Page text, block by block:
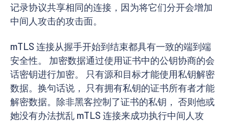
记录协议共享相同的连接，因为将它们分开会增加
中间人攻击的攻击面。
mTLS 连接从握手开始到结束都具有一致的端到端
安全性。 加密数据通过使用证书中的公钥协商的会
话密钥进行加密。 只有源和目标才能使用私钥解密
数据。换句话说， 只有拥有私钥的证书所有者才能
解密数据。除非黑客控制了证书的私钥， 否则他或
她没有办法扰乱 mTLS 连接来成功执行中间人攻